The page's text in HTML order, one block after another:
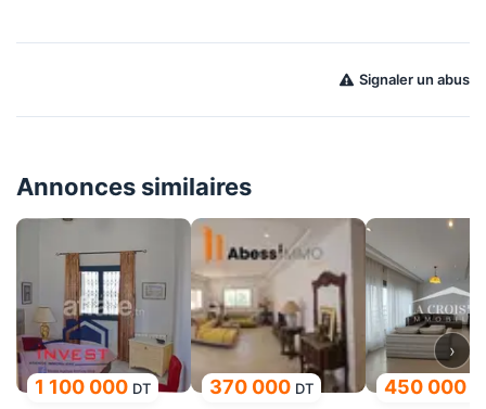
Signaler un abus
Annonces similaires
1 100 000 DT 370 000 DT 450 000
›